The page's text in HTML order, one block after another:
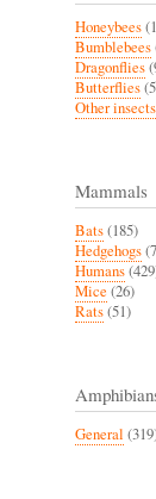
Honeybees
Bumblebees
Dragonflies
Butterflies
Other insects
Mammals
Bats(185)
Hedgehogs
Humans
Mice (26)
Rats(51)
General